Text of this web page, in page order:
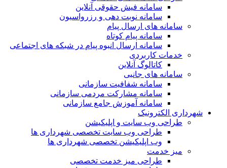
سامانه فیش حقوقی آنلاین
سامانه نوبت دهی و رزرواسیون
سامانه های ارسال پیام
سامانه پیام کوتاه
سامانه ارسال انبوه پیام در شبکه های اجتماعی
خدمات کاربردی
کاتالوگ آنلاین
سامانه های جانبی
سامانه شفافیت سازمانی
سامانه مشارکت مردمی سازمانی
سامانه آموزش جامع سازمانی
شهرداری الکترونیک
طراحی وب سایت و اپلیکیشن
طراحی وب سایت تخصصی شهرداری ها
وب اپلیکیشن تخصصی شهرداری ها
میز خدمت
طراحی میز خدمت تخصصی